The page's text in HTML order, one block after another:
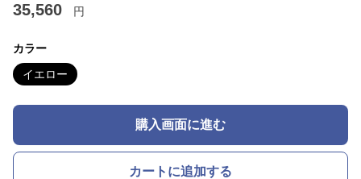
35,560 円
カラー
イエロー
購入画面に進む
カートに追加する